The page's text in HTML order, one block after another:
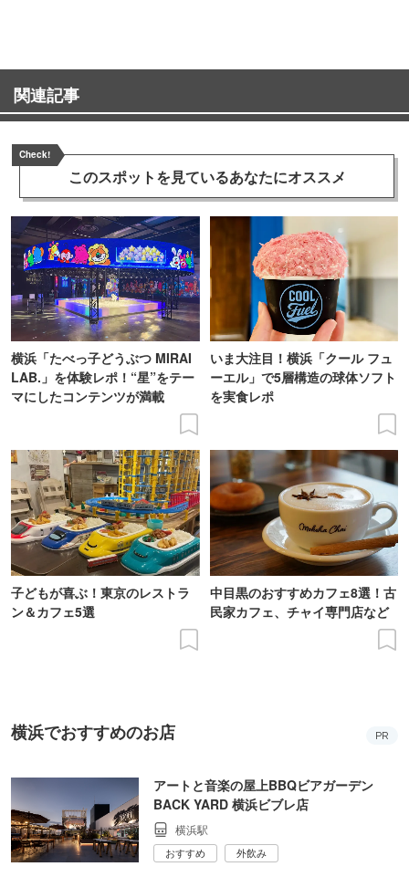
関連記事
Check!
このスポットを見ているあなたにオススメ
横浜「たべっ子どうぶつ MIRAI
LAB.」を体験レポ！“星”をテー
マにしたコンテンツが満載
いま大注目！横浜「クール フュ
ーエル」で5層構造の球体ソフト
を実食レポ
子どもが喜ぶ！東京のレストラ
ン＆カフェ5選
中目黒のおすすめカフェ8選！古
民家カフェ、チャイ専門店など
横浜でおすすめのお店 PR
アートと音楽の屋上BBQビアガーデン
BACK YARD 横浜ビブレ店
横浜駅
おすすめ 外飲み